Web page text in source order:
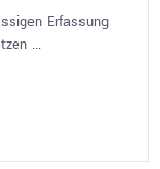
Erfassung
...